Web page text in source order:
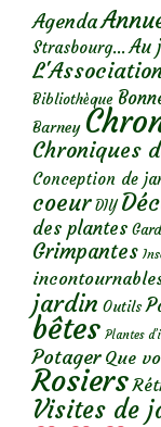
Agenda
Strasbourg... Au
Bibliothèque
Barney
Chroniques
Conception de
coeur DIY
des plantes
Grimpantes
jardin Outils
bêtes Plantes
Potager Que
Rosiers
Visites de